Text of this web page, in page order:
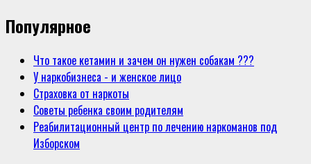
Популярное
Что такое кетамин и зачем он нужен собакам ???
У наркобизнеса - и женское лицо
Страховка от наркоты
Советы ребенка своим родителям
Реабилитационный центр по лечению наркоманов под
Изборском